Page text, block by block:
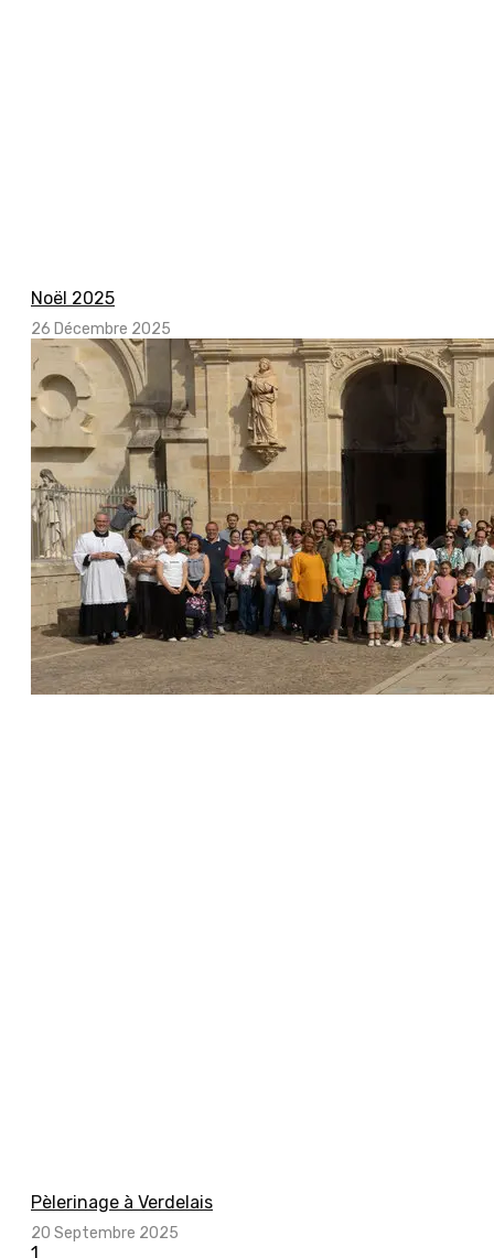
Noël 2025
26 Décembre 2025
Pèlerinage à Verdelais
20 Septembre 2025